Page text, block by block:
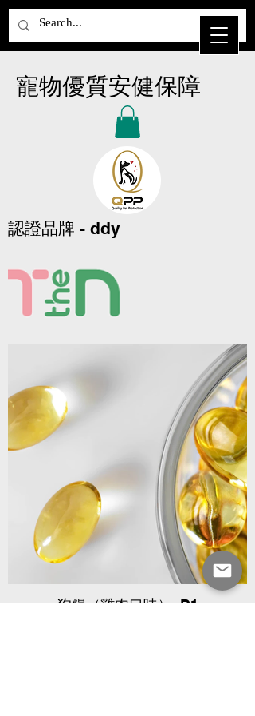
​寵物優質安健保障
認證品牌 - ddy
狗糧（雞肉口味）_D1